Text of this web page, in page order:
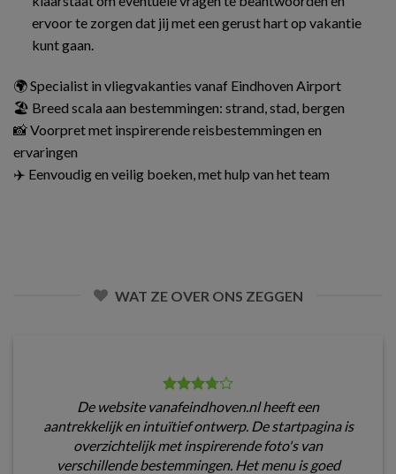
ervoor te zorgen dat jij met een gerust hart op vakantie
kunt gaan.
🌍 Specialist in vliegvakanties vanaf Eindhoven Airport
🏖️ Breed scala aan bestemmingen: strand, stad, bergen
📸 Voorpret met inspirerende reisbestemmingen en
ervaringen
✈️ Eenvoudig en veilig boeken, met hulp van het team
WAT ZE OVER ONS ZEGGEN
De website vanafeindhoven.nl heeft een
aantrekkelijk en intuïtief ontwerp. De startpagina is
overzichtelijk met inspirerende foto's van
verschillende bestemmingen. Het menu is goed